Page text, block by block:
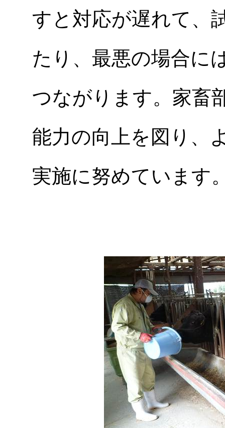
すと対応が遅れて、
たり、最悪の場合に
つながります。家畜
能力の向上を図り、
実施に努めています